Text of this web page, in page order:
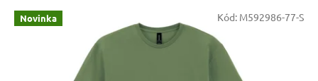
V Novinka Kód: M592986-77-S